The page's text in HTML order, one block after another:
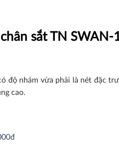
sắt TN SWAN-
độ nhám vừa phải là nét đặc
cao.